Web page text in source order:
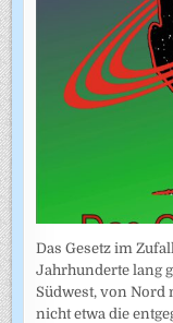
Das Gesetz im
Jahrhunderte lang
Südwest, von Nord
nicht etwa die